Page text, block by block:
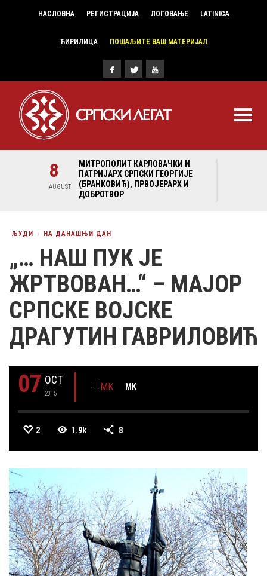
НАСЛОВНА РЕГИСТРАЦИЈА ЛОГОВАЊЕ LATINICA
ЋИРИЛИЦА ПОШАЉИТЕ ВАШ МАТЕРИЈАЛ
8
AUGUST
МИТРОПОЛИТ КАРЛОВАЧКИ И
ПАТРИЈАРХ СРПСКИ ГЕОРГИЈЕ
(БРАНКОВИЋ), ПРВОЈЕРАРХ И
ДОБРОТВОР
ЉУДИ НА ДАНАШЊИ ДАН
„… НАШ ПУК ЈЕ
ЖРТВОВАН…“ – МАЈОР
СРПСКЕ ВОЈСКЕ
ДРАГУТИН ГАВРИЛОВИЋ
07 OCT
2015
MK
2 1.9k 8